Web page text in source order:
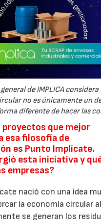
de IMPLICA considera
no es únicamente un
diferente de hacer las
proyectos que mejor
esa filosofía de
es Punto Implícate.
esta iniciativa y
empresas?
nació con una idea
la economía circular
se generan los